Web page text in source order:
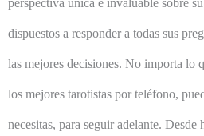
perspectiva única e invaluable sobre
dispuestos a responder a todas sus
las mejores decisiones. No importa lo
los mejores tarotistas por teléfono,
necesitas, para seguir adelante.